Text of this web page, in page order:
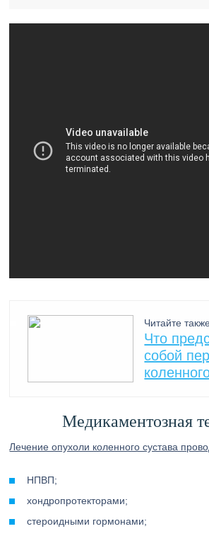
Читайте
Что
собой
Медикаментозная
Лечение опухоли коленного сустава
НПВП;
хондропротекторами;
стероидными гормонами;